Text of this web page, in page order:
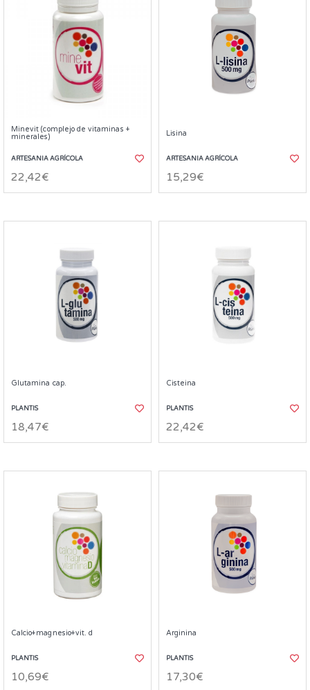
Minevit (complejo de vitaminas +
minerales)
ARTESANIA AGRÍCOLA
22,42€
Lisina
ARTESANIA AGRÍCOLA
15,29€
Glutamina cap.
PLANTIS
18,47€
Cisteina
PLANTIS
22,42€
Calcio+magnesio+vit. d
PLANTIS
10,69€
Arginina
PLANTIS
17,30€